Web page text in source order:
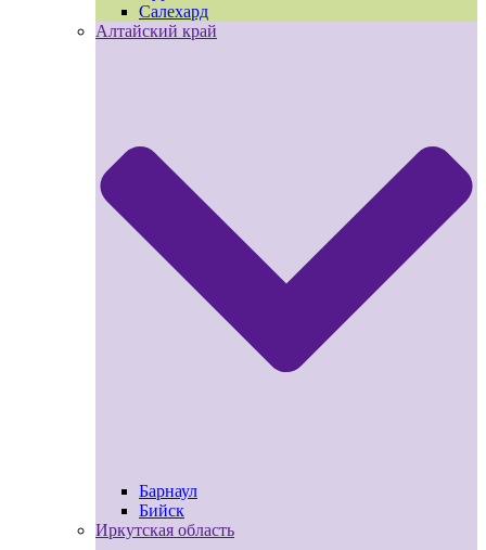
Салехард
Алтайский край
Барнаул
Бийск
Иркутская область